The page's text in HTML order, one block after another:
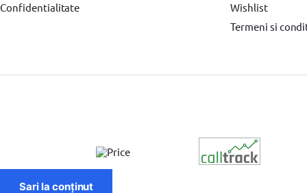
Confidentialitate
Wishlist
Termeni si
Sari la conținut